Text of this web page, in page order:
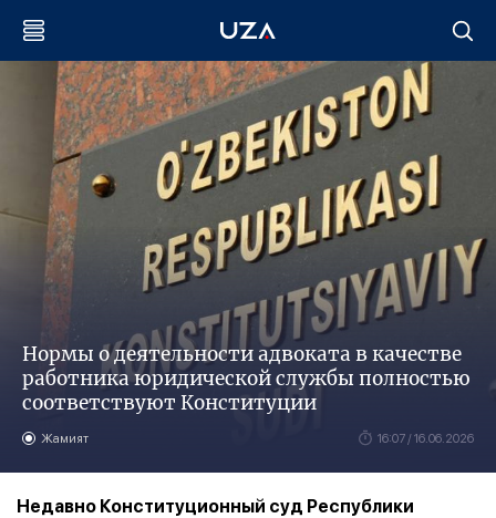
Нормы о деятельности адвоката в качестве
работника юридической службы полностью
соответствуют Конституции
Жамият 16:07 / 16.06.2026
Недавно Конституционный суд Республики